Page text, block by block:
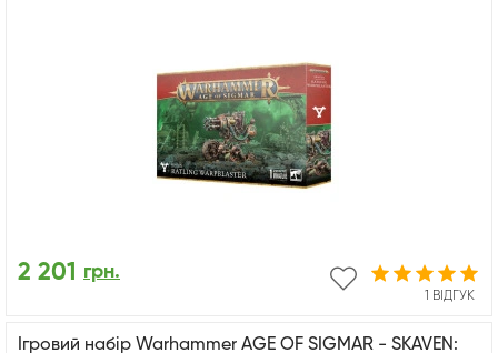
1 ВІДГУК
2 201 грн.
Ігровий набір Warhammer AGE OF SIGMAR - SKAVEN: